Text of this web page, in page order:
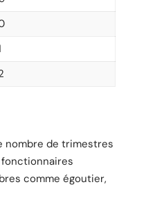
nombre de trimestres
comme égoutier,